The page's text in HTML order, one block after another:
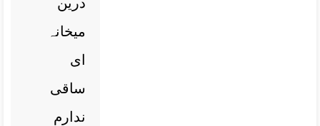
میخانہ
ای
ساقی
ندارم